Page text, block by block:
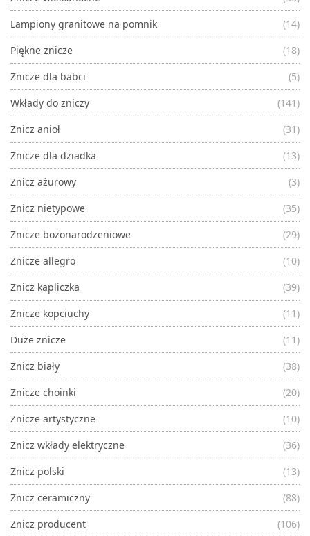
Lampiony granitowe na pomnik
(14)
Piękne znicze
(18)
Znicze dla babci
(5)
Wkłady do zniczy
(141)
Znicz anioł
(31)
Znicze dla dziadka
(13)
Znicz ażurowy
(3)
Znicz nietypowe
(35)
Znicze bożonarodzeniowe
(29)
Znicze allegro
(10)
Znicz kapliczka
(39)
Znicze kopciuchy
(11)
Duże znicze
(11)
Znicz biały
(38)
Znicze choinki
(20)
Znicze artystyczne
(10)
Znicz wkłady elektryczne
(36)
Znicz polski
(13)
Znicz ceramiczny
(88)
Znicz producent
(106)